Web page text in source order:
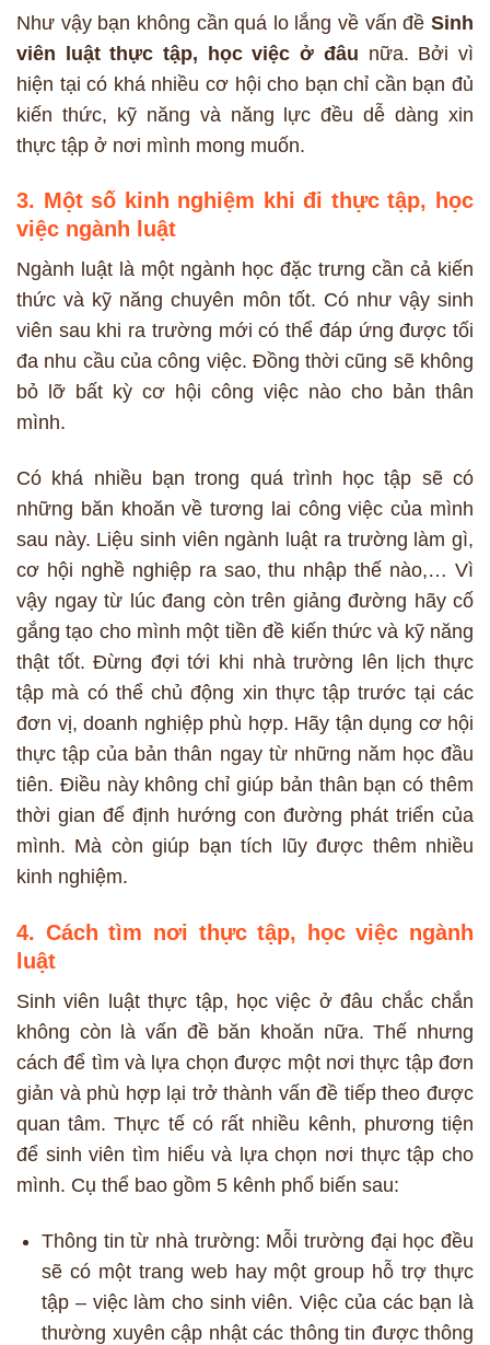
Như vậy bạn không cần quá lo lắng về vấn đề Sinh
viên luật thực tập, học việc ở đâu nữa. Bởi vì
hiện tại có khá nhiều cơ hội cho bạn chỉ cần bạn đủ
kiến thức, kỹ năng và năng lực đều dễ dàng xin
thực tập ở nơi mình mong muốn.
3. Một số kinh nghiệm khi đi thực tập, học
việc ngành luật
Ngành luật là một ngành học đặc trưng cần cả kiến
thức và kỹ năng chuyên môn tốt. Có như vậy sinh
viên sau khi ra trường mới có thể đáp ứng được tối
đa nhu cầu của công việc. Đồng thời cũng sẽ không
bỏ lỡ bất kỳ cơ hội công việc nào cho bản thân
mình.
Có khá nhiều bạn trong quá trình học tập sẽ có
những băn khoăn về tương lai công việc của mình
sau này. Liệu sinh viên ngành luật ra trường làm gì,
cơ hội nghề nghiệp ra sao, thu nhập thế nào,… Vì
vậy ngay từ lúc đang còn trên giảng đường hãy cố
gắng tạo cho mình một tiền đề kiến thức và kỹ năng
thật tốt. Đừng đợi tới khi nhà trường lên lịch thực
tập mà có thể chủ động xin thực tập trước tại các
đơn vị, doanh nghiệp phù hợp. Hãy tận dụng cơ hội
thực tập của bản thân ngay từ những năm học đầu
tiên. Điều này không chỉ giúp bản thân bạn có thêm
thời gian để định hướng con đường phát triển của
mình. Mà còn giúp bạn tích lũy được thêm nhiều
kinh nghiệm.
4. Cách tìm nơi thực tập, học việc ngành
luật
Sinh viên luật thực tập, học việc ở đâu chắc chắn
không còn là vấn đề băn khoăn nữa. Thế nhưng
cách để tìm và lựa chọn được một nơi thực tập đơn
giản và phù hợp lại trở thành vấn đề tiếp theo được
quan tâm. Thực tế có rất nhiều kênh, phương tiện
để sinh viên tìm hiểu và lựa chọn nơi thực tập cho
mình. Cụ thể bao gồm 5 kênh phổ biến sau:
Thông tin từ nhà trường: Mỗi trường đại học đều
sẽ có một trang web hay một group hỗ trợ thực
tập – việc làm cho sinh viên. Việc của các bạn là
thường xuyên cập nhật các thông tin được thông